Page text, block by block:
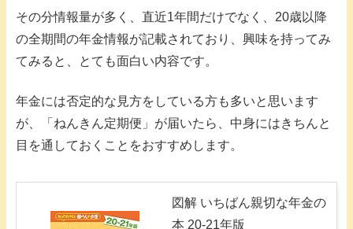
その分情報量が多く、直近1年間だけでなく、20歳以降
の全期間の年金情報が記載されており、興味を持ってみ
てみると、とても面白い内容です。
年金には否定的な見方をしている方も多いと思います
が、「ねんきん定期便」が届いたら、中身にはきちんと
目を通しておくことをおすすめします。
図解 いちばん親切な年金の
本 20-21年版